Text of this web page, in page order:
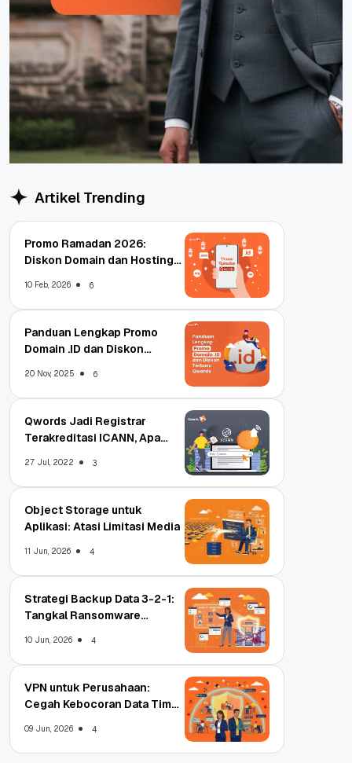
Artikel Trending
Promo Ramadan 2026:
Diskon Domain dan Hosting
10 Feb, 2026 6
Panduan Lengkap Promo
Domain .ID dan Diskon
20 Nov, 2025 6
Qwords Jadi Registrar
Terakreditasi ICANN, Apa
27 Jul, 2022 3
Object Storage untuk
Aplikasi: Atasi Limitasi Media
11 Jun, 2026 4
Strategi Backup Data 3-2-1:
Tangkal Ransomware
10 Jun, 2026 4
VPN untuk Perusahaan:
Cegah Kebocoran Data Tim
09 Jun, 2026 4